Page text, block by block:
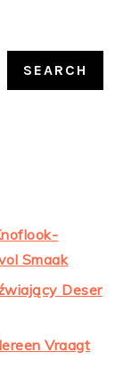
SEARCH
Smaak
Deser
Vraagt